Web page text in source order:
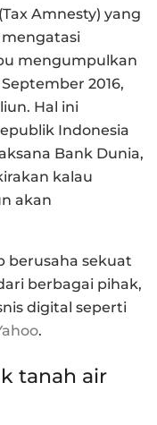
Amnesty) yang
mengumpulkan
2016,
Hal ini
Indonesia
Bank Dunia,
kalau
akan
berusaha sekuat
berbagai pihak,
digital seperti
.
tanah air